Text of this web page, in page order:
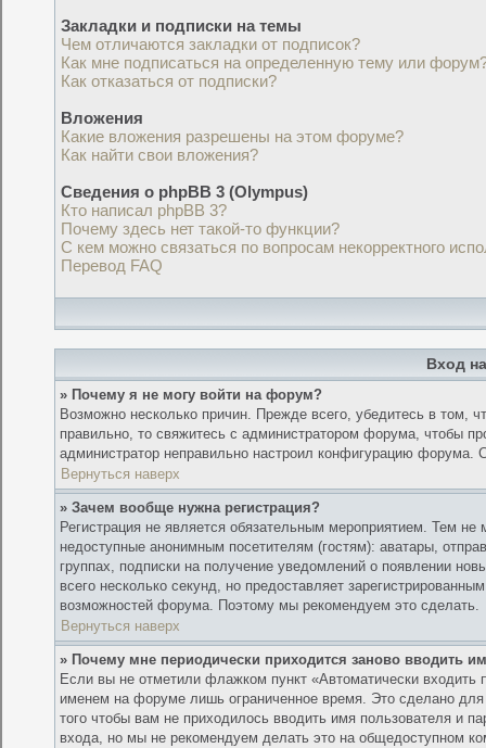
Закладки и подписки на темы
Чем отличаются закладки от подписок?
Как мне подписаться на определенную тему или
Как отказаться от подписки?
Вложения
Какие вложения разрешены на этом форуме?
Как найти свои вложения?
Сведения о phpBB 3 (Olympus)
Кто написал phpBB 3?
Почему здесь нет такой-то функции?
С кем можно связаться по вопросам некорректного
Перевод FAQ
Вход
» Почему я не могу войти на форум?
Возможно несколько причин. Прежде всего, убедитесь в том,
правильно, то свяжитесь с администратором форума, чтобы
администратор неправильно настроил конфигурацию форума.
Вернуться наверх
» Зачем вообще нужна регистрация?
Регистрация не является обязательным мероприятием. Тем
недоступные анонимным посетителям (гостям): аватары,
группах, подписки на получение уведомлений о появлении
всего несколько секунд, но предоставляет
возможностей форума. Поэтому мы рекомендуем это сделать.
Вернуться наверх
» Почему мне периодически приходится заново вводить
Если вы не отметили флажком пункт «Автоматически
именем на форуме лишь ограниченное время. Это сделано
того чтобы вам не приходилось вводить имя пользователя и
входа, но мы не рекомендуем делать это на общедоступном